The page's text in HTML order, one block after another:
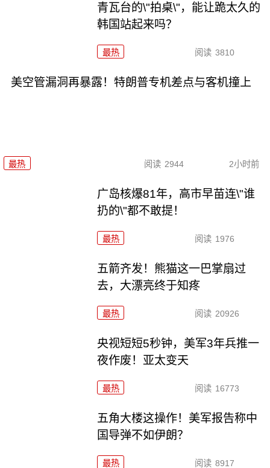
青瓦台的\"拍桌\"，能让跪太久的
韩国站起来吗？
最热 阅读 3810
美空管漏洞再暴露！特朗普专机差点与客机撞上
最热 阅读 2944 2小时前
广岛核爆81年，高市早苗连\"谁
扔的\"都不敢提！
最热 阅读 1976
五箭齐发！熊猫这一巴掌扇过
去，大漂亮终于知疼
最热 阅读 20926
央视短短5秒钟，美军3年兵推一
夜作废！亚太变天
最热 阅读 16773
五角大楼这操作！美军报告称中
国导弹不如伊朗？
最热 阅读 8917